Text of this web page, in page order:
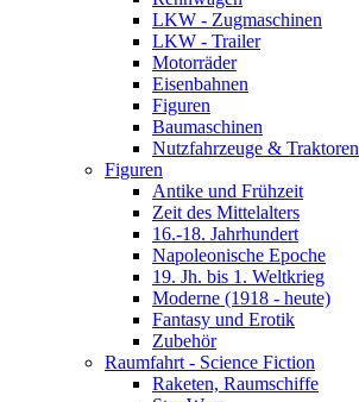
LKW - Zugmaschinen
LKW - Trailer
Motorräder
Eisenbahnen
Figuren
Baumaschinen
Nutzfahrzeuge & Traktoren
Figuren
Antike und Frühzeit
Zeit des Mittelalters
16.-18. Jahrhundert
Napoleonische Epoche
19. Jh. bis 1. Weltkrieg
Moderne (1918 - heute)
Fantasy und Erotik
Zubehör
Raumfahrt - Science Fiction
Raketen, Raumschiffe